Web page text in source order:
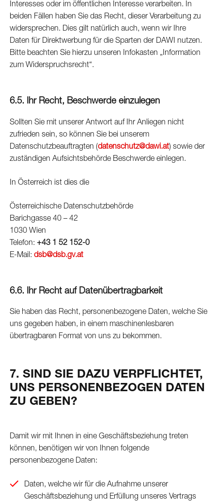
Interesses oder im öffentlichen Interesse verarbeiten. In
beiden Fällen haben Sie das Recht, dieser Verarbeitung zu
widersprechen. Dies gilt natürlich auch, wenn wir Ihre
Daten für Direktwerbung für die Sparten der DAWI nutzen.
Bitte beachten Sie hierzu unseren Infokasten „Information
zum Widerspruchsrecht“.
6.5. Ihr Recht, Beschwerde einzulegen
Sollten Sie mit unserer Antwort auf Ihr Anliegen nicht
zufrieden sein, so können Sie bei unserem
Datenschutzbeauftragten (datenschutz@dawi.at) sowie der
zuständigen Aufsichtsbehörde Beschwerde einlegen.
In Österreich ist dies die
Österreichische Datenschutzbehörde
Barichgasse 40 – 42
1030 Wien
Telefon: +43 1 52 152-0
E-Mail: dsb@dsb.gv.at
6.6. Ihr Recht auf Datenübertragbarkeit
Sie haben das Recht, personenbezogene Daten, welche Sie
uns gegeben haben, in einem maschinenlesbaren
übertragbaren Format von uns zu bekommen.
7. SIND SIE DAZU VERPFLICHTET,
UNS PERSONENBEZOGEN DATEN
ZU GEBEN?
Damit wir mit Ihnen in eine Geschäftsbeziehung treten
können, benötigen wir von Ihnen folgende
personenbezogene Daten:
Daten, welche wir für die Aufnahme unserer
Geschäftsbeziehung und Erfüllung unseres Vertrags